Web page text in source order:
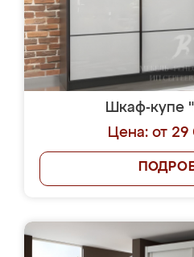
Шкаф-купе
Цена: от 29